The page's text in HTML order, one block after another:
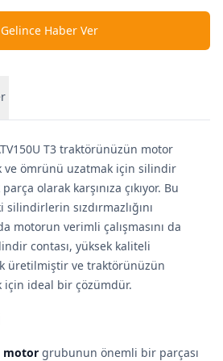
Gelince Haber Ver
T3 traktörünüzün motor
ve ömrünü uzatmak için silindir
olarak karşınıza çıkıyor. Bu
sızdırmazlığını
motorun verimli çalışmasını da
contası, yüksek kaliteli
üretilmiştir ve traktörünüzün
için ideal bir çözümdür.
motor grubunun önemli bir parçası